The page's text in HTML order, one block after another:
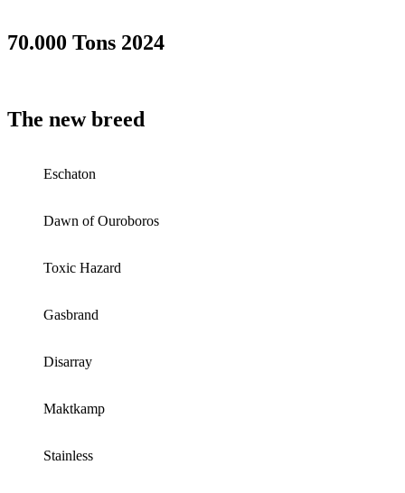
70.000 Tons 2024
The new breed
Eschaton
Dawn of Ouroboros
Toxic Hazard
Gasbrand
Disarray
Maktkamp
Stainless